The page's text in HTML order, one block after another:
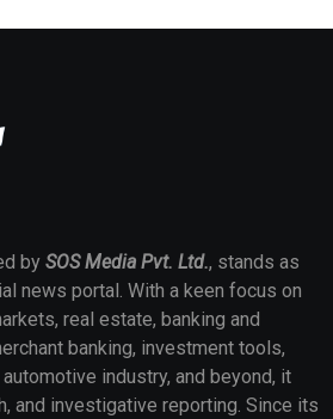
by SOS Media Pvt. Ltd., stands as
news portal. With a keen focus on
real estate, banking and
banking, investment tools,
industry, and beyond, it
and investigative reporting. Since its